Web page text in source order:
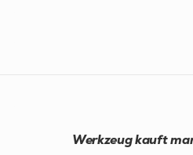
Werkzeug kauft